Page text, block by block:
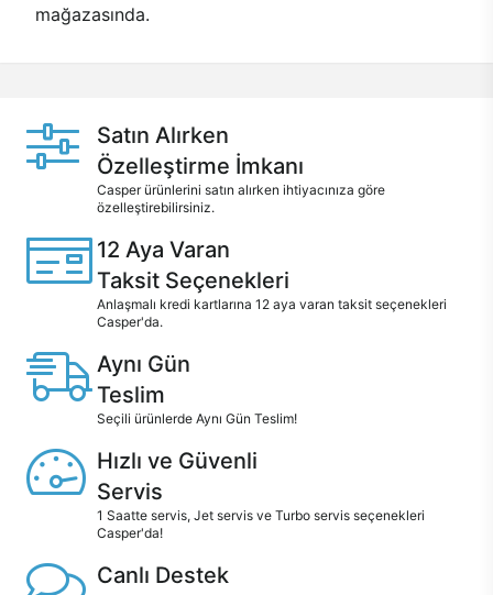
mağazasında.
Satın Alırken
Özelleştirme İmkanı
Casper ürünlerini satın alırken ihtiyacınıza göre
özelleştirebilirsiniz.
12 Aya Varan
Taksit Seçenekleri
Anlaşmalı kredi kartlarına 12 aya varan taksit seçenekleri
Casper'da.
Aynı Gün
Teslim
Seçili ürünlerde Aynı Gün Teslim!
Hızlı ve Güvenli
Servis
1 Saatte servis, Jet servis ve Turbo servis seçenekleri
Casper'da!
Canlı Destek